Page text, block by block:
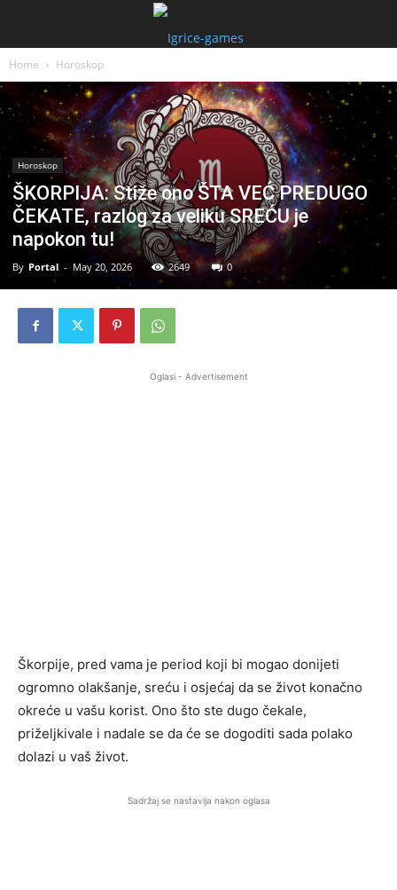
Home Horoskop
Horoskop
ŠKORPIJA: Stiže ono ŠTA VEĆ PREDUGO
ČEKATE, razlog za veliku SREĆU je
napokon tu!
By Portal - May 20, 2026 2649 0
Oglasi - Advertisement
Škorpije, pred vama je period koji bi mogao donijeti
ogromno olakšanje, sreću i osjećaj da se život konačno
okreće u vašu korist. Ono što ste dugo čekale,
priželjkivale i nadale se da će se dogoditi sada polako
dolazi u vaš život.
Sadržaj se nastavlja nakon oglasa